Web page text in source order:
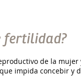
fertilidad?
de la mujer
impida concebir y